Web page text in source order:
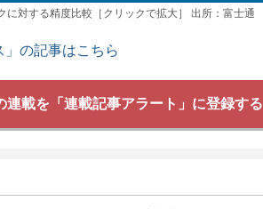
に対する精度比較［クリックで拡大］ 出所：富士通
の記事はこちら
連載を「連載記事アラート」に登録する